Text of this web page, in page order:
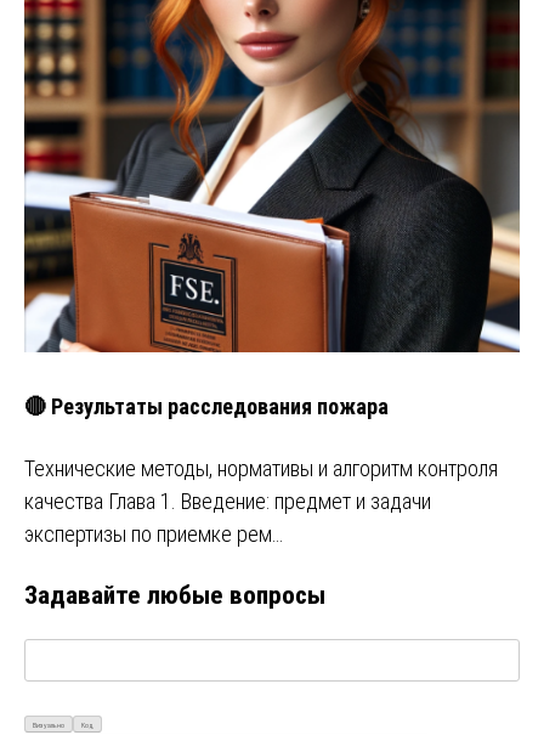
🔴 Результаты расследования пожара
Технические методы, нормативы и алгоритм контроля
качества Глава 1. Введение: предмет и задачи
экспертизы по приемке рем…
Задавайте любые вопросы
Визуально Код